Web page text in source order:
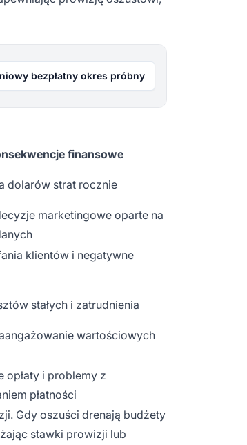
bezpłatny okres próbny
finansowe
dolarów strat rocznie
marketingowe oparte na
klientów i negatywne
stałych i zatrudnienia
wartościowych
opłaty i problemy z
płatności
Gdy oszuści drenają budżety
stawki prowizji lub